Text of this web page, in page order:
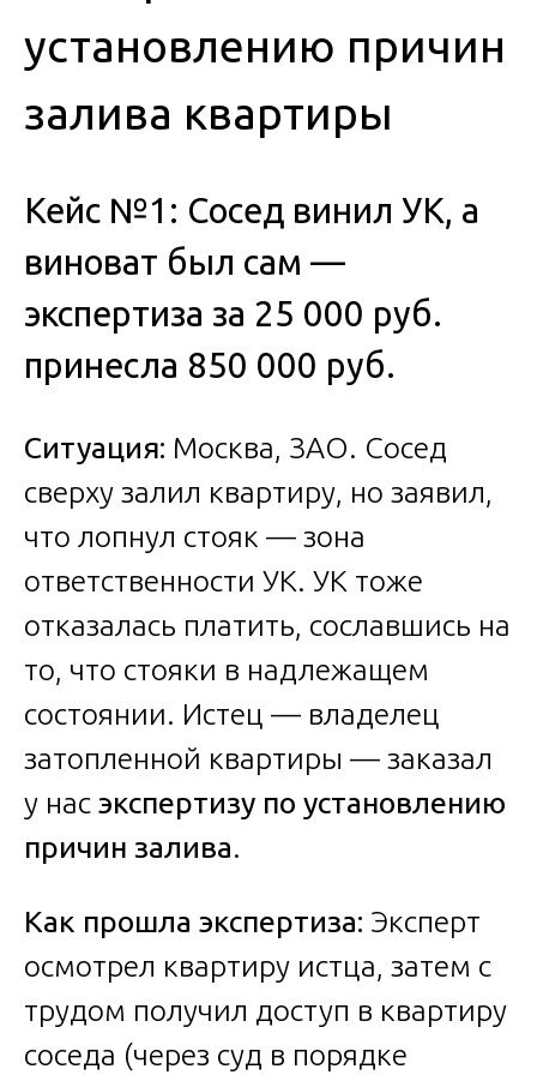
установлению причин
залива квартиры
Кейс №1: Сосед винил УК, а
виноват был сам —
экспертиза за 25 000 руб.
принесла 850 000 руб.
Ситуация: Москва, ЗАО. Сосед
сверху залил квартиру, но заявил,
что лопнул стояк — зона
ответственности УК. УК тоже
отказалась платить, сославшись на
то, что стояки в надлежащем
состоянии. Истец — владелец
затопленной квартиры — заказал
у нас экспертизу по установлению
причин залива.
Как прошла экспертиза: Эксперт
осмотрел квартиру истца, затем с
трудом получил доступ в квартиру
соседа (через суд в порядке